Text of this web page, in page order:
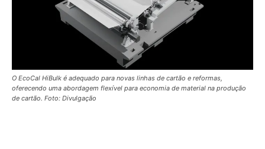
O EcoCal HiBulk é adequado para novas linhas de cartão e reformas,
oferecendo uma abordagem flexível para economia de material na produção
de cartão. Foto: Divulgação